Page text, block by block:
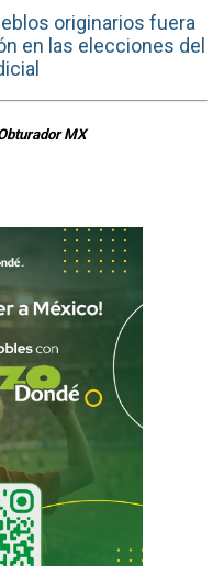
originarios fuera
en las elecciones del
MX